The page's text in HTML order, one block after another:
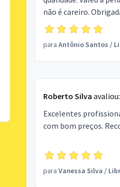
não é careiro.
para Antônio Santos /
Roberto Silva avaliou:
Excelentes
com bom preços.
para Vanessa Silva /